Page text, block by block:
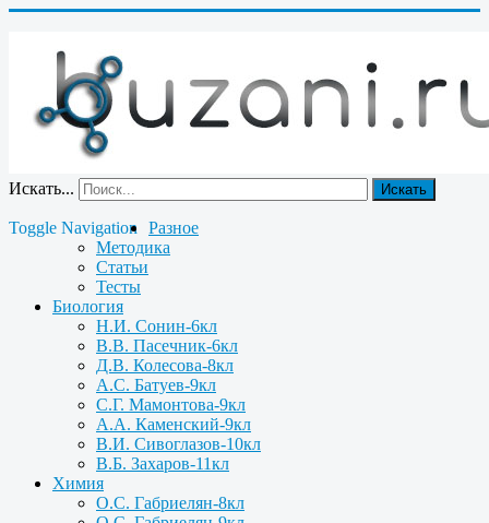
Искать... Искать
Toggle Navigation
Разное
Методика
Статьи
Тесты
Биология
Н.И. Сонин-6кл
В.В. Пасечник-6кл
Д.В. Колесова-8кл
А.С. Батуев-9кл
С.Г. Мамонтова-9кл
А.А. Каменский-9кл
В.И. Сивоглазов-10кл
В.Б. Захаров-11кл
Химия
О.С. Габриелян-8кл